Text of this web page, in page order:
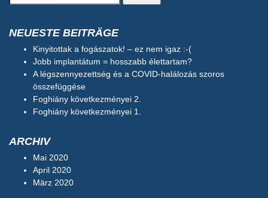
nach:
NEUESTE BEITRÄGE
Kinyitottak a fogászatok! – ez nem igaz :-(
Jobb implantátum = hosszabb élettartam?
A légszennyezettség és a COVID-halálozás szoros
összefüggése
Foghiány következményei 2.
Foghiány következményei 1.
ARCHIV
Mai 2020
April 2020
März 2020